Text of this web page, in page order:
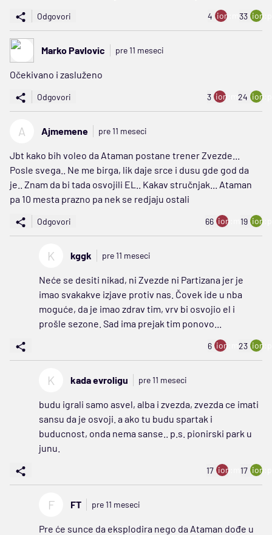
Odgovori 4 ion:minus
33
Marko Pavlovic pre 11 meseci
Očekivano i zasluženo
Odgovori 3 ion:minus
24
A Ajmemene pre 11 meseci
Jbt kako bih voleo da Ataman postane trener Zvezde...
Posle svega.. Ne me birga, lik daje srce i dusu gde god da
je.. Znam da bi tada osvojili EL.. Kakav stručnjak... Ataman
pa 10 mesta prazno pa nek se redjaju ostali
Odgovori 66 ion:minus
19
K kggk pre 11 meseci
Neće se desiti nikad, ni Zvezde ni Partizana jer je
imao svakakve izjave protiv nas. Čovek ide u nba
moguće, da je imao zdrav tim, vrv bi osvojio el i
prošle sezone. Sad ima prejak tim ponovo...
6 ion:minus
23
K kada evroligu pre 11 meseci
budu igrali samo asvel, alba i zvezda, zvezda ce imati
sansu da je osvoji. a ako tu budu spartak i
buducnost, onda nema sanse.. p.s. pionirski park u
junu.
17 ion:minus
17
F FT pre 11 meseci
Pre će sunce da eksplodira nego da Ataman dođe u